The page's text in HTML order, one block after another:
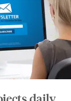
daily